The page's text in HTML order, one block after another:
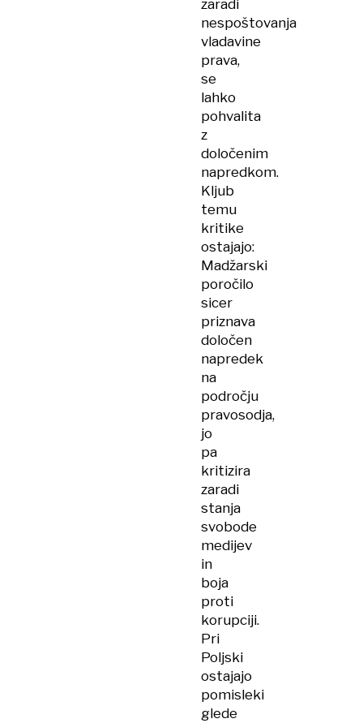
zaradi
nespoštovanja
vladavine
prava,
se
lahko
pohvalita
z
določenim
napredkom.
Kljub
temu
kritike
ostajajo:
Madžarski
poročilo
sicer
priznava
določen
napredek
na
področju
pravosodja,
jo
pa
kritizira
zaradi
stanja
svobode
medijev
in
boja
proti
korupciji.
Pri
Poljski
ostajajo
pomisleki
glede